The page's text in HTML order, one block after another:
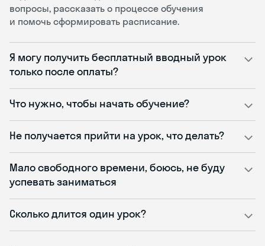
вопросы, рассказать о процессе обучения
и помочь сформировать расписание.
Я могу получить бесплатный вводный урок
только после оплаты?
Что нужно, чтобы начать обучение?
Не получается прийти на урок, что делать?
Мало свободного времени, боюсь, не буду
успевать заниматься
Сколько длится один урок?